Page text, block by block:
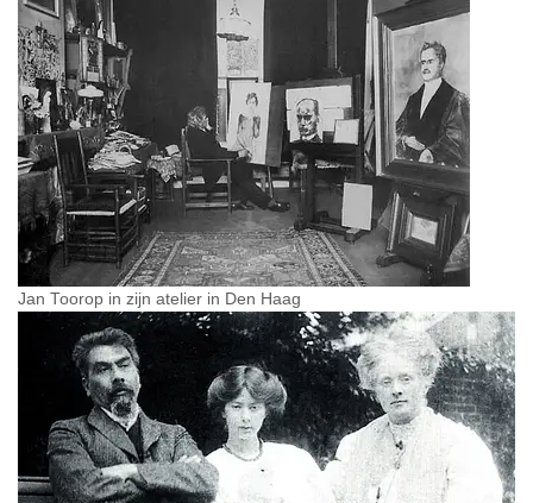
Jan Toorop in zijn atelier in Den Haag